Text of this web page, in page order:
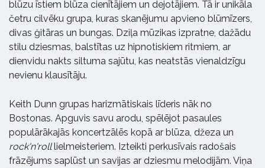
blūzu īstiem blūza cienītājiem un dejotājiem. Tā ir unikāla
četru cilvēku grupa, kuras skanējumu apvieno blūmīzers,
divas ģitāras un bungas. Dziļa mūzikas izpratne, dažādu
stilu dziesmas, balstītas uz hipnotiskiem ritmiem, ar
dienvidu nakts siltuma sajūtu, kas neatstās vienaldzīgu
nevienu klausītāju.
Keith Dunn grupas harizmātiskais līderis nāk no
Bostonas. Apguvis savu arodu, spēlējot pasaules
populārākajās koncertzālēs kopā ar blūza, džeza un
rock'n'rolllielmeisteriem. Izteikti perkusīvais radošais
frāzējums saplūst un savijas ar dziesmu melodijām. Viņa